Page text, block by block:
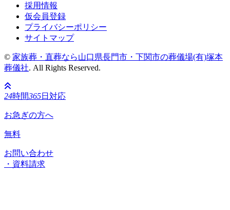
採用情報
仮会員登録
プライバシーポリシー
サイトマップ
© 家族葬・直葬なら山口県長門市・下関市の葬儀場(有)塚本
葬儀社. All Rights Reserved.
24時間365日対応
お急ぎの方へ
無料
お問い合わせ
・資料請求